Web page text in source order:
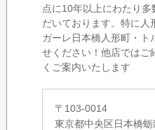
点に10年以上にわたり
だいております。特に人
ガーレ日本橋人形町・ト
せください！他店ではご
くご案内いたします
〒103-0014
東京都中央区日本橋